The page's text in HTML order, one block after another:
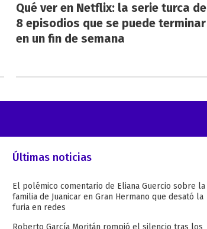
Qué ver en Netflix: la serie turca de
8 episodios que se puede terminar
en un fin de semana
Últimas noticias
El polémico comentario de Eliana Guercio sobre la
familia de Juanicar en Gran Hermano que desató la
furia en redes